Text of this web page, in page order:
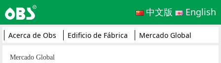
中文版 English
Acerca de Obs Edificio de Fábrica Mercado Global
Mercado Global